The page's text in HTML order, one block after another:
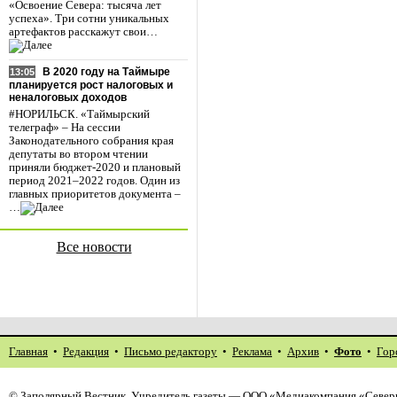
«Освоение Севера: тысяча лет
успеха». Три сотни уникальных
артефактов расскажут свои…
13:05
В 2020 году на Таймыре
планируется рост налоговых и
неналоговых доходов
#НОРИЛЬСК. «Таймырский
телеграф» – На сессии
Законодательного собрания края
депутаты во втором чтении
приняли бюджет-2020 и плановый
период 2021–2022 годов. Один из
главных приоритетов документа –
…
Все новости
Главная • Редакция • Письмо редактору • Реклама • Архив • Фото •